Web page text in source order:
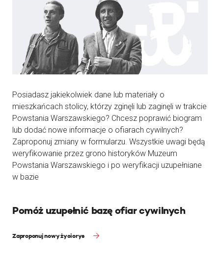
Posiadasz jakiekolwiek dane lub materiały o
mieszkańcach stolicy, którzy zginęli lub zaginęli w trakcie
Powstania Warszawskiego? Chcesz poprawić biogram
lub dodać nowe informacje o ofiarach cywilnych?
Zaproponuj zmiany w formularzu. Wszystkie uwagi będą
weryfikowanie przez grono historyków Muzeum
Powstania Warszawskiego i po weryfikacji uzupełniane
w bazie
Pomóż uzupełnić bazę ofiar cywilnych
Zaproponuj nowy życiorys